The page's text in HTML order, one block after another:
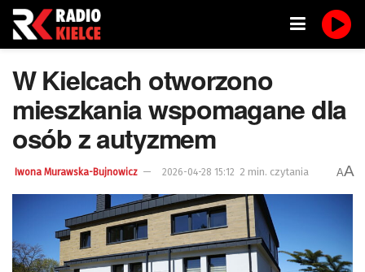
W Kielcach otworzono
mieszkania wspomagane dla
osób z autyzmem
Iwona Murawska-Bujnowicz 2026-04-28 15:12 2 min. czytania AA